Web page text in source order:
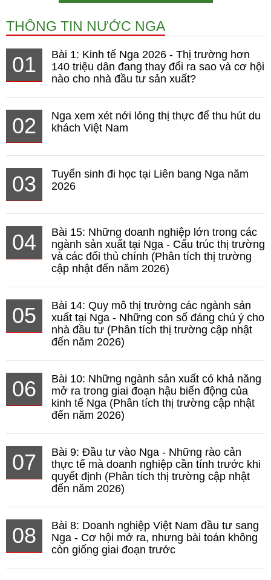
THÔNG TIN NƯỚC NGA
01
Bài 1: Kinh tế Nga 2026 - Thị trường hơn
140 triệu dân đang thay đổi ra sao và cơ hội
nào cho nhà đầu tư sản xuất?
02
Nga xem xét nới lỏng thị thực để thu hút du
khách Việt Nam
03
Tuyển sinh đi học tại Liên bang Nga năm
2026
04
Bài 15: Những doanh nghiệp lớn trong các
ngành sản xuất tại Nga - Cấu trúc thị trường
và các đối thủ chính (Phân tích thị trường
cập nhật đến năm 2026)
05
Bài 14: Quy mô thị trường các ngành sản
xuất tại Nga - Những con số đáng chú ý cho
nhà đầu tư (Phân tích thị trường cập nhật
đến năm 2026)
06
Bài 10: Những ngành sản xuất có khả năng
mở ra trong giai đoạn hậu biến động của
kinh tế Nga (Phân tích thị trường cập nhật
đến năm 2026)
07
Bài 9: Đầu tư vào Nga - Những rào cản
thực tế mà doanh nghiệp cần tính trước khi
quyết định (Phân tích thị trường cập nhật
đến năm 2026)
08
Bài 8: Doanh nghiệp Việt Nam đầu tư sang
Nga - Cơ hội mở ra, nhưng bài toán không
còn giống giai đoạn trước